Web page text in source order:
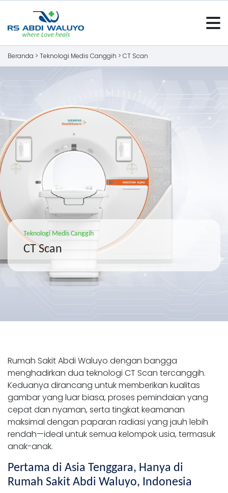
Beranda > Teknologi Medis Canggih > CT Scan
Teknologi Medis Canggih
CT Scan
Rumah Sakit Abdi Waluyo dengan bangga
menghadirkan dua teknologi CT Scan tercanggih.
Keduanya dirancang untuk memberikan kualitas
gambar yang luar biasa, proses pemindaian yang
cepat dan nyaman, serta tingkat keamanan
maksimal dengan paparan radiasi yang jauh lebih
rendah—ideal untuk semua kelompok usia, termasuk
anak-anak.
Pertama di Asia Tenggara, Hanya di
Rumah Sakit Abdi Waluyo, Indonesia